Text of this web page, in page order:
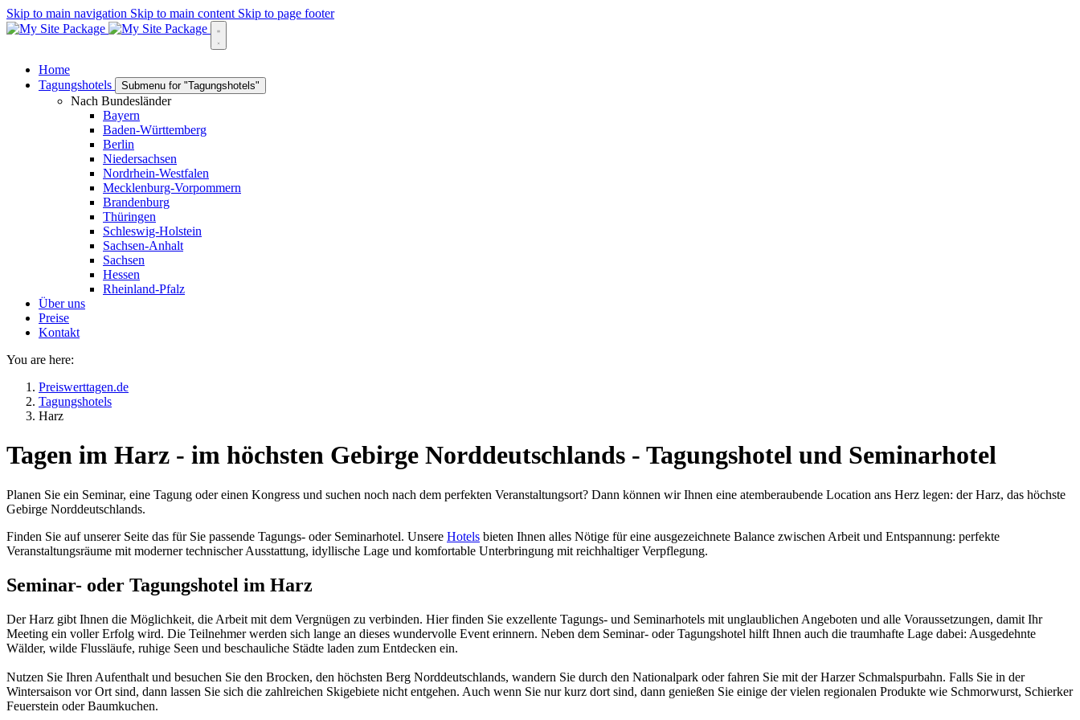
Skip to main navigation Skip to main content Skip to page footer
Home
Tagungshotels
Submenu for "Tagungshotels"
Nach Bundesländer
Bayern
Baden-Württemberg
Berlin
Niedersachsen
Nordrhein-Westfalen
Mecklenburg-Vorpommern
Brandenburg
Thüringen
Schleswig-Holstein
Sachsen-Anhalt
Sachsen
Hessen
Rheinland-Pfalz
Über uns
Preise
Kontakt
You are here:
Preiswerttagen.de
Tagungshotels
Harz
Tagen im Harz - im höchsten Gebirge Norddeutschlands - Tagungshotel und Seminarhotel
Planen Sie ein Seminar, eine Tagung oder einen Kongress und suchen noch nach dem perfekten Veranstaltungsort? Dann können wir Ihnen eine atemberaubende Location ans Herz legen: der Harz, das höchste
Gebirge Norddeutschlands.
Finden Sie auf unserer Seite das für Sie passende Tagungs- oder Seminarhotel. Unsere Hotels bieten Ihnen alles Nötige für eine ausgezeichnete Balance zwischen Arbeit und Entspannung: perfekte
Veranstaltungsräume mit moderner technischer Ausstattung, idyllische Lage und komfortable Unterbringung mit reichhaltiger Verpflegung.
Seminar- oder Tagungshotel im Harz
Der Harz gibt Ihnen die Möglichkeit, die Arbeit mit dem Vergnügen zu verbinden. Hier finden Sie exzellente Tagungs- und Seminarhotels mit unglaublichen Angeboten und alle Voraussetzungen, damit Ihr
Meeting ein voller Erfolg wird. Die Teilnehmer werden sich lange an dieses wundervolle Event erinnern. Neben dem Seminar- oder Tagungshotel hilft Ihnen auch die traumhafte Lage dabei: Ausgedehnte
Wälder, wilde Flussläufe, ruhige Seen und beschauliche Städte laden zum Entdecken ein.
Nutzen Sie Ihren Aufenthalt und besuchen Sie den Brocken, den höchsten Berg Norddeutschlands, wandern Sie durch den Nationalpark oder fahren Sie mit der Harzer Schmalspurbahn. Falls Sie in der
Wintersaison vor Ort sind, dann lassen Sie sich die zahlreichen Skigebiete nicht entgehen. Auch wenn Sie nur kurz dort sind, dann genießen Sie einige der vielen regionalen Produkte wie Schmorwurst, Schierker
Feuerstein oder Baumkuchen.